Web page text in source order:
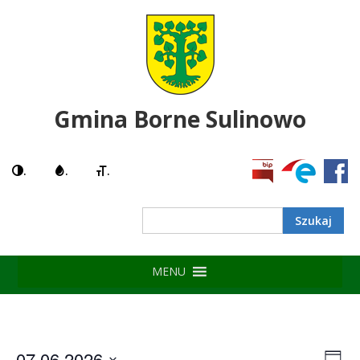
Gmina Borne Sulinowo
. . .
MENU